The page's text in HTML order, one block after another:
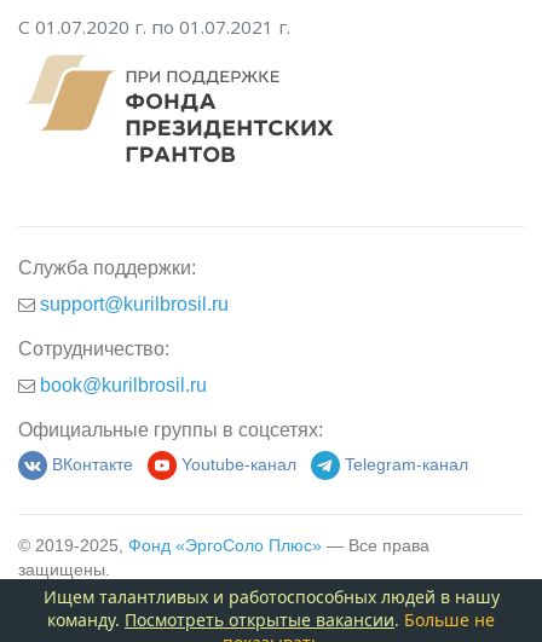
С 01.07.2020 г. по 01.07.2021 г.
Служба поддержки:
support@kurilbrosil.ru
Сотрудничество:
book@kurilbrosil.ru
Официальные группы в соцсетях:
ВКонтакте Youtube-канал Telegram-канал
© 2019-2025, Фонд «ЭргоСоло Плюс» — Все права
защищены.
Ищем талантливых и работоспособных людей в нашу
команду. Посмотреть открытые вакансии. Больше не